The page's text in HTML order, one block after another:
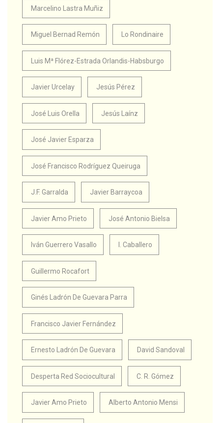
Marcelino Lastra Muñiz
Miguel Bernad Remón Lo Rondinaire
Luis Mª Flórez-Estrada Orlandis-Habsburgo
Javier Urcelay Jesús Pérez
José Luis Orella Jesús Laínz
José Javier Esparza
José Francisco Rodríguez Queiruga
J.F. Garralda Javier Barraycoa
Javier Amo Prieto José Antonio Bielsa
Iván Guerrero Vasallo I. Caballero
Guillermo Rocafort
Ginés Ladrón De Guevara Parra
Francisco Javier Fernández
Ernesto Ladrón De Guevara David Sandoval
Desperta Red Sociocultural C. R. Gómez
Javier Amo Prieto Alberto Antonio Mensi